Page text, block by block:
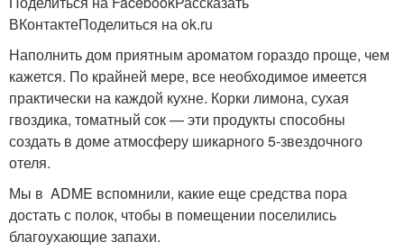
ВКонтактеПоделиться на ok.ru
Наполнить дом приятным ароматом гораздо проще, чем
кажется. По крайней мере, все необходимое имеется
практически на каждой кухне. Корки лимона, сухая
гвоздика, томатный сок — эти продукты способны
создать в доме атмосферу шикарного 5-звездочного
отеля.
Мы в ADME вспомнили, какие еще средства пора
достать с полок, чтобы в помещении поселились
благоухающие запахи.